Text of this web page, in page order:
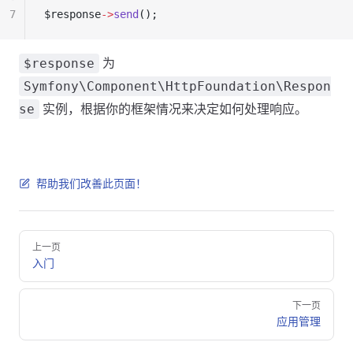
$response->send ();
7
$response 为
Symfony\Component\HttpFoundation\Respon
se
实例，根据你的框架情况来决定如何处理响应。
帮助我们改善此页面！
Pager
上一页
入门
下一页
应用管理